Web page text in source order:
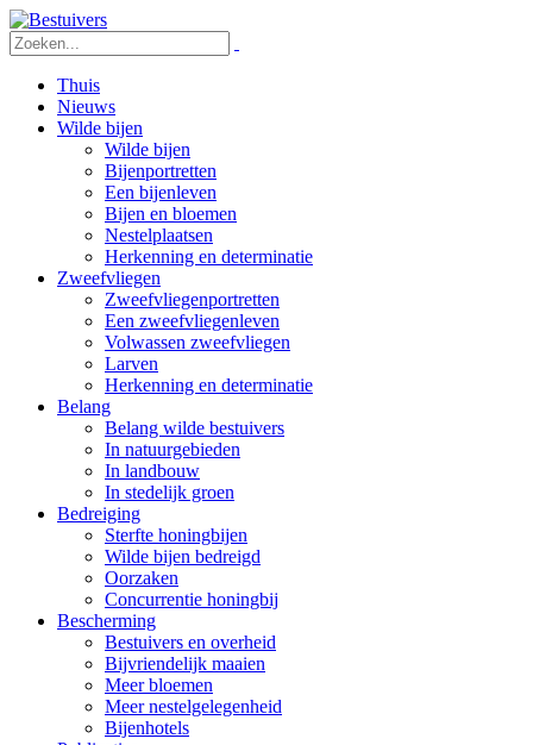
Thuis
Nieuws
Wilde bijen
Wilde bijen
Bijenportretten
Een bijenleven
Bijen en bloemen
Nestelplaatsen
Herkenning en determinatie
Zweefvliegen
Zweefvliegenportretten
Een zweefvliegenleven
Volwassen zweefvliegen
Larven
Herkenning en determinatie
Belang
Belang wilde bestuivers
In natuurgebieden
In landbouw
In stedelijk groen
Bedreiging
Sterfte honingbijen
Wilde bijen bedreigd
Oorzaken
Concurrentie honingbij
Bescherming
Bestuivers en overheid
Bijvriendelijk maaien
Meer bloemen
Meer nestelgelegenheid
Bijenhotels